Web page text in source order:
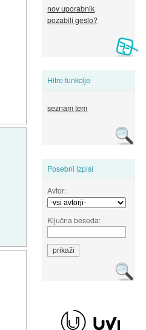
nov uporabnik
pozabili geslo?
Hitre funkcije
seznam tem
Posebni izpisi
Avtor:
Ključna beseda: